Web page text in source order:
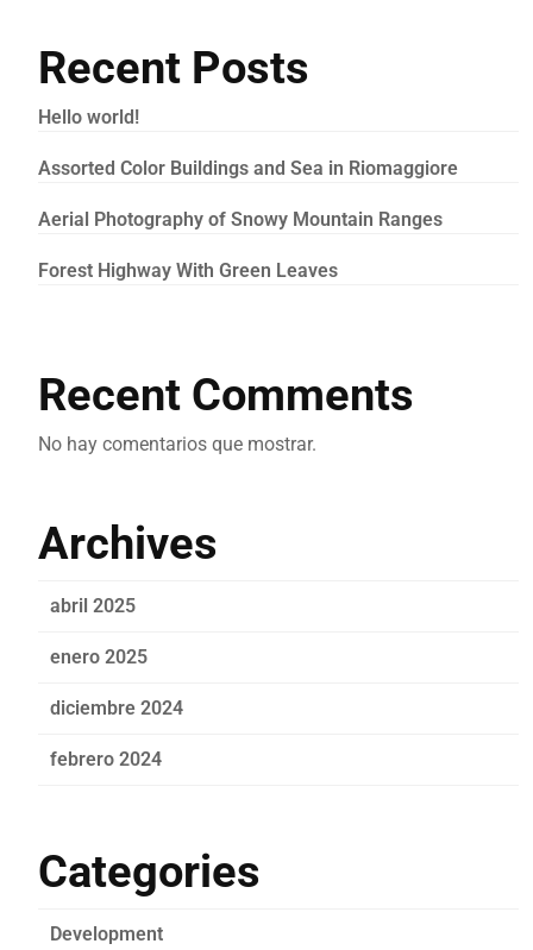
Recent Posts
Hello world!
Assorted Color Buildings and Sea in Riomaggiore
Aerial Photography of Snowy Mountain Ranges
Forest Highway With Green Leaves
Recent Comments
No hay comentarios que mostrar.
Archives
abril 2025
enero 2025
diciembre 2024
febrero 2024
Categories
Development